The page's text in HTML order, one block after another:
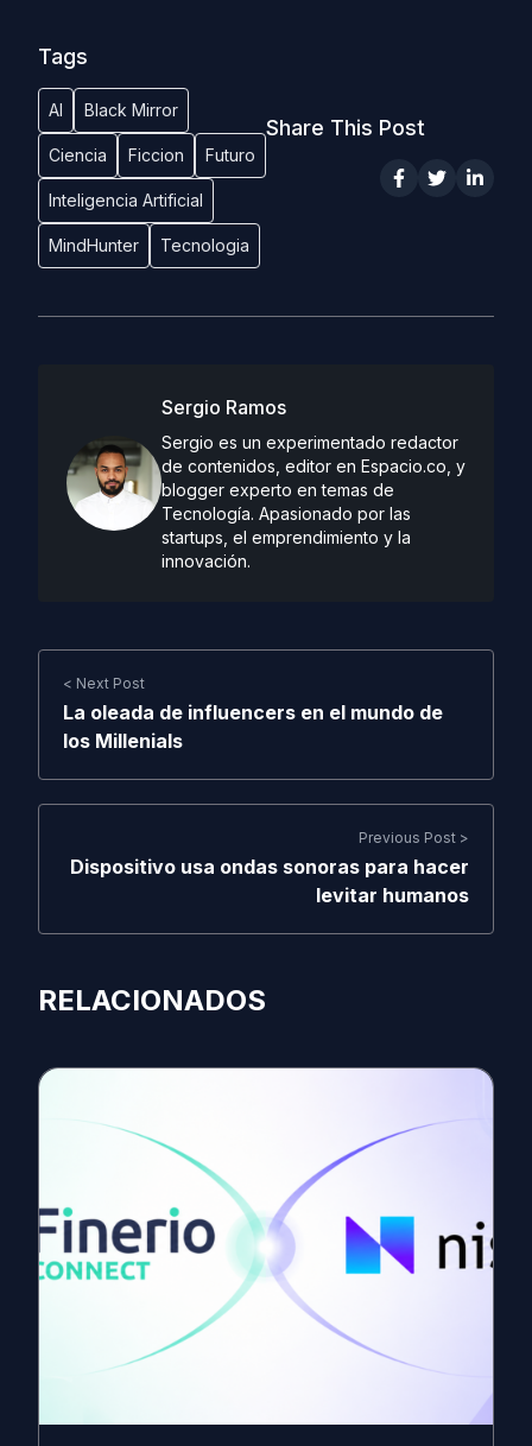
Tags
AI Black Mirror
Ciencia Ficcion Futuro
Inteligencia Artificial
MindHunter Tecnologia
Share This Post
Sergio Ramos
Sergio es un experimentado redactor
de contenidos, editor en Espacio.co, y
blogger experto en temas de
Tecnología. Apasionado por las
startups, el emprendimiento y la
innovación.
< Next Post
La oleada de influencers en el mundo de
los Millenials
Previous Post >
Dispositivo usa ondas sonoras para hacer
levitar humanos
RELACIONADOS